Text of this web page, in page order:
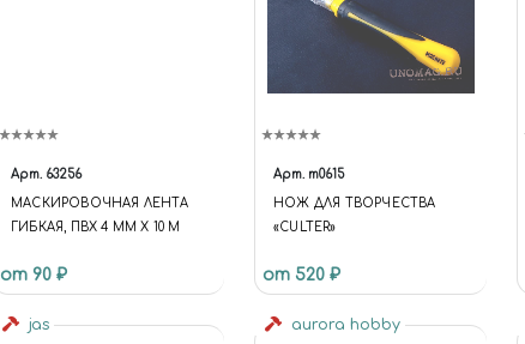
Арт. 63256
МАСКИРОВОЧНАЯ ЛЕНТА
ГИБКАЯ, ПВХ 4 ММ Х 10 М
от 90 ₽
Арт. m0615
НОЖ ДЛЯ ТВОРЧЕСТВА
«CULTER»
от 520 ₽
jas aurora hobby